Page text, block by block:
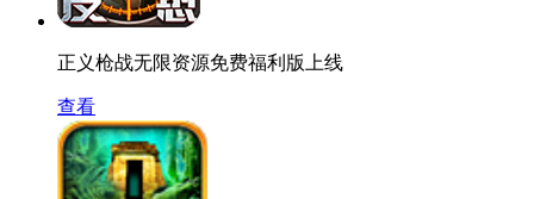
正义枪战无限资源免费福利版上线
查看